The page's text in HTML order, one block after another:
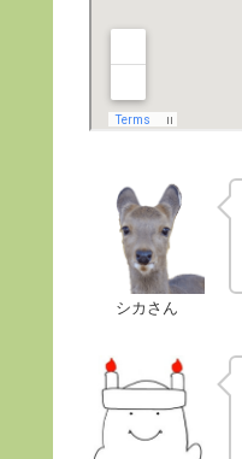
シカさん